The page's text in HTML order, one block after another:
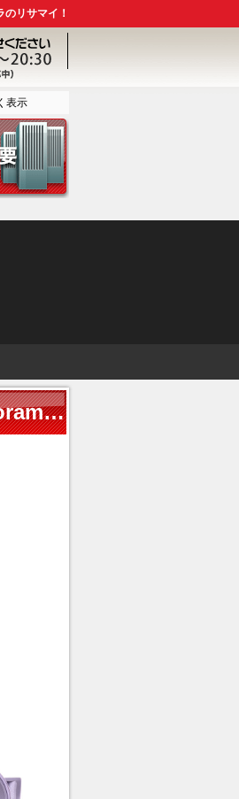
リサマイ！
表示
Linhof/リンホフ パノラマフィルムカメラ Technorama 617/Super-Angulon 90mm F5.6